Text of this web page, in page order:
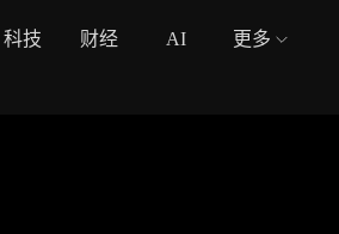
科技 财经 AI 更多